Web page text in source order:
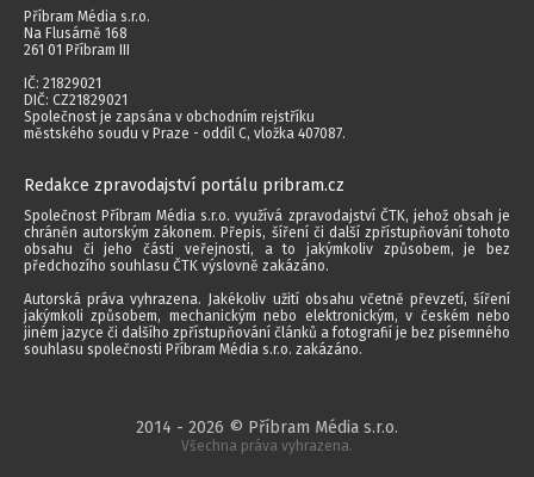
Příbram Média s.r.o.
Na Flusárně 168
261 01 Příbram III
IČ: 21829021
DIČ: CZ21829021
Společnost je zapsána v obchodním rejstříku
městského soudu v Praze - oddíl C, vložka 407087.
Redakce zpravodajství portálu pribram.cz
Společnost Příbram Média s.r.o. využívá zpravodajství ČTK, jehož obsah je
chráněn autorským zákonem. Přepis, šíření či další zpřístupňování tohoto
obsahu či jeho části veřejnosti, a to jakýmkoliv způsobem, je bez
předchozího souhlasu ČTK výslovně zakázáno.
Autorská práva vyhrazena. Jakékoliv užití obsahu včetně převzetí, šíření
jakýmkoli způsobem, mechanickým nebo elektronickým, v českém nebo
jiném jazyce či dalšího zpřístupňování článků a fotografií je bez písemného
souhlasu společnosti Příbram Média s.r.o. zakázáno.
2014 - 2026 © Příbram Média s.r.o.
Všechna práva vyhrazena.